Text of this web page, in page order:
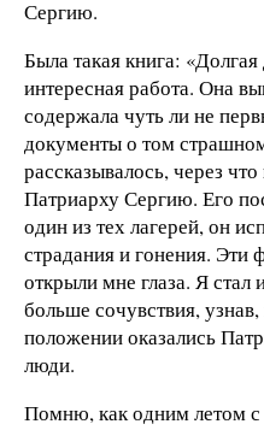
Сергию.
Была такая книга:
интересная работа. Она
содержала чуть ли не
документы о том
рассказывалось, через
Патриарху Сергию. Его
один из тех лагерей, он
страдания и гонения. Эти
открыли мне глаза. Я стал
больше сочувствия,
положении оказались
люди.
Помню, как одним летом с